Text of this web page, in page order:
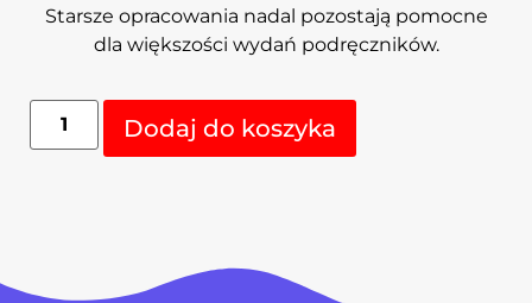
Starsze opracowania nadal pozostają pomocne
dla większości wydań podręczników.
Dodaj do koszyka